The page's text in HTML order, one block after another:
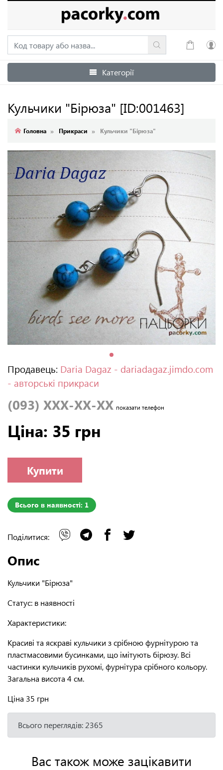
Увійти
Категорії
Кульчики "Бірюза" [ID:001463]
Головна Прикраси Кульчики "Бірюза"
Продавець: Daria Dagaz - dariadagaz.jimdo.com
- авторські прикраси
(093) XXX-XX-XX показати телефон
Ціна: 35 грн
Купити
Всього в наявності: 1
Поділитися:
Опис
Кульчики "Бірюза"
Статус: в наявності
Характеристики:
Красиві та яскраві кульчики з срібною фурнітурою та
пластмасовими бусинками, що імітують бірюзу. Всі
частинки кульчиків рухомі, фурнітура срібного кольору.
Загальна висота 4 см.
Ціна 35 грн
Всього переглядів: 2365
Вас також може зацікавити